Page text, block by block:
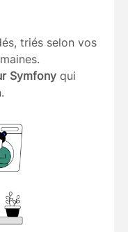
triés selon vos
Symfony qui